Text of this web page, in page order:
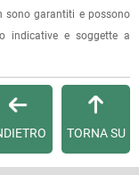
sono garantiti e possono
indicative e soggette a
TORNA SU